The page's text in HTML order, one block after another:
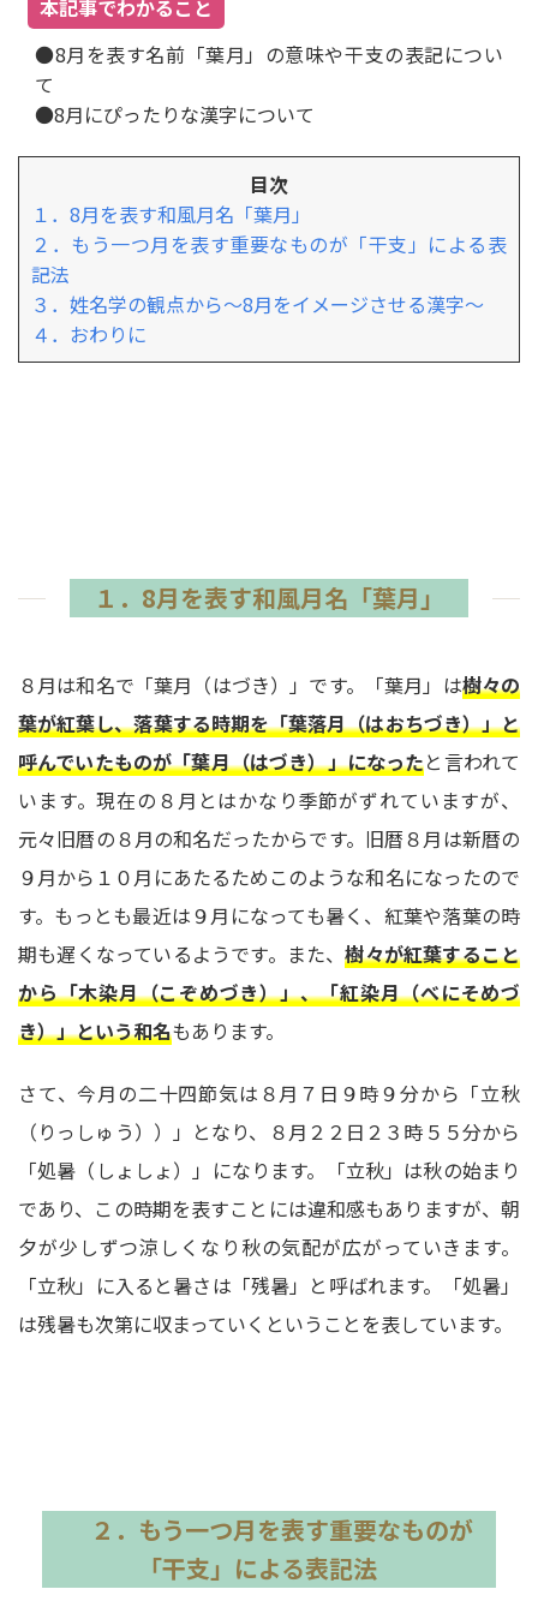
本記事でわかること
●8月を表す名前「葉月」の意味や干支の表記につい
て
●8月にぴったりな漢字について
目次
１．8月を表す和風月名「葉月」
２．もう一つ月を表す重要なものが「干支」による表
記法
３．姓名学の観点から～8月をイメージさせる漢字～
４．おわりに
１．8月を表す和風月名「葉月」
８月は和名で「葉月（はづき）」です。「葉月」は樹々の
葉が紅葉し、落葉する時期を「葉落月（はおちづき）」と
呼んでいたものが「葉月（はづき）」になったと言われて
います。現在の８月とはかなり季節がずれていますが、
元々旧暦の８月の和名だったからです。旧暦８月は新暦の
９月から１０月にあたるためこのような和名になったので
す。もっとも最近は９月になっても暑く、紅葉や落葉の時
期も遅くなっているようです。また、樹々が紅葉すること
から「木染月（こぞめづき）」、「紅染月（べにそめづ
き）」という和名もあります。
さて、今月の二十四節気は８月７日９時９分から「立秋
（りっしゅう））」となり、８月２２日２３時５５分から
「処暑（しょしょ）」になります。「立秋」は秋の始まり
であり、この時期を表すことには違和感もありますが、朝
夕が少しずつ涼しくなり秋の気配が広がっていきます。
「立秋」に入ると暑さは「残暑」と呼ばれます。「処暑」
は残暑も次第に収まっていくということを表しています。
２．もう一つ月を表す重要なものが
「干支」による表記法